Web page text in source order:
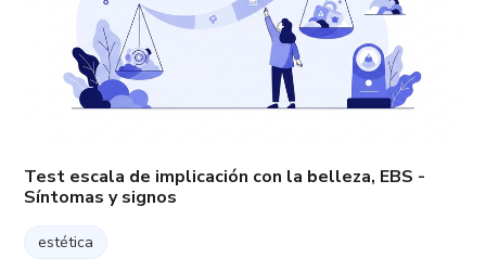
Test escala de implicación con la belleza, EBS -
Síntomas y signos
estética